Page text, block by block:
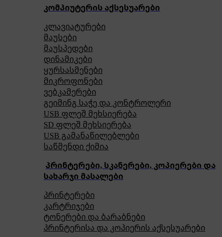
კომპიუტერის აქსესუარები
კლავიატურები
მაუსები
მაუსპედები
დინამიკები
ყურსასმენები
მიკროფონები
ვებკამერები
გეიმინგ საჭე და კონტროლერი
USB ფლეშ მეხსიერება
SD ფლეშ მეხსიერება
USB გამანაწილებლები
საწმენდი ქიმია
პრინტერები, სკანერები, კოპიერები და
სახარჯი მასალები
პრინტერები
კარტრიჯები
ტონერები და ბარაბნები
პრინტერისა და კოპიერის აქსესუარები